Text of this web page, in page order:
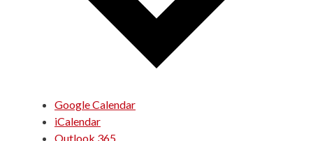
Google Calendar
iCalendar
Outlook 365